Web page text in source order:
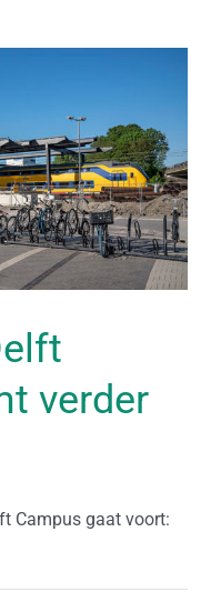
verder
Campus gaat voort: